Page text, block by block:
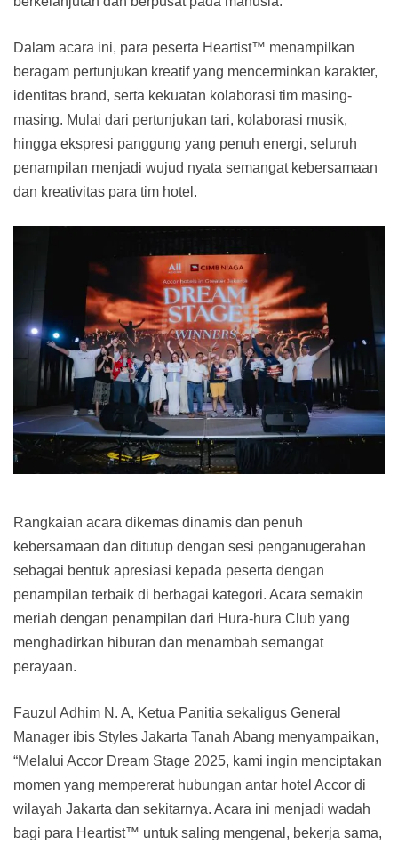
Dalam acara ini, para peserta Heartist™ menampilkan
beragam pertunjukan kreatif yang mencerminkan karakter,
identitas brand, serta kekuatan kolaborasi tim masing-
masing. Mulai dari pertunjukan tari, kolaborasi musik,
hingga ekspresi panggung yang penuh energi, seluruh
penampilan menjadi wujud nyata semangat kebersamaan
dan kreativitas para tim hotel.
Rangkaian acara dikemas dinamis dan penuh
kebersamaan dan ditutup dengan sesi penganugerahan
sebagai bentuk apresiasi kepada peserta dengan
penampilan terbaik di berbagai kategori. Acara semakin
meriah dengan penampilan dari Hura-hura Club yang
menghadirkan hiburan dan menambah semangat
perayaan.
Fauzul Adhim N. A, Ketua Panitia sekaligus General
Manager ibis Styles Jakarta Tanah Abang menyampaikan,
“Melalui Accor Dream Stage 2025, kami ingin menciptakan
momen yang mempererat hubungan antar hotel Accor di
wilayah Jakarta dan sekitarnya. Acara ini menjadi wadah
bagi para Heartist™ untuk saling mengenal, bekerja sama,